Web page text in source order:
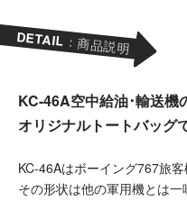
DETAIL：商品説明
KC-46A空中給油･輸送機
オリジナルトートバッグ
KC-46Aはボーイング767旅
その形状は他の軍用機とは一